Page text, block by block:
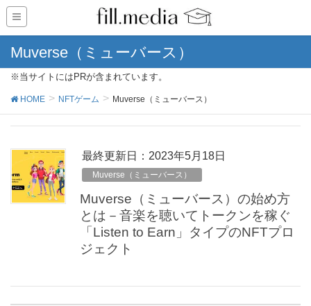
Muverse（ミューバース）
※当サイトにはPRが含まれています。
HOME NFTゲーム Muverse（ミューバース）
最終更新日：2023年5月18日
Muverse（ミューバース）
Muverse（ミューバース）の始め方
とは－音楽を聴いてトークンを稼ぐ
「Listen to Earn」タイプのNFTプロ
ジェクト